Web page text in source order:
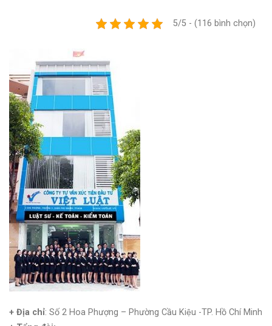
5/5 - (116 bình chọn)
+ Địa chỉ: Số 2 Hoa Phượng – Phường Cầu Kiệu -TP. Hồ Chí Minh